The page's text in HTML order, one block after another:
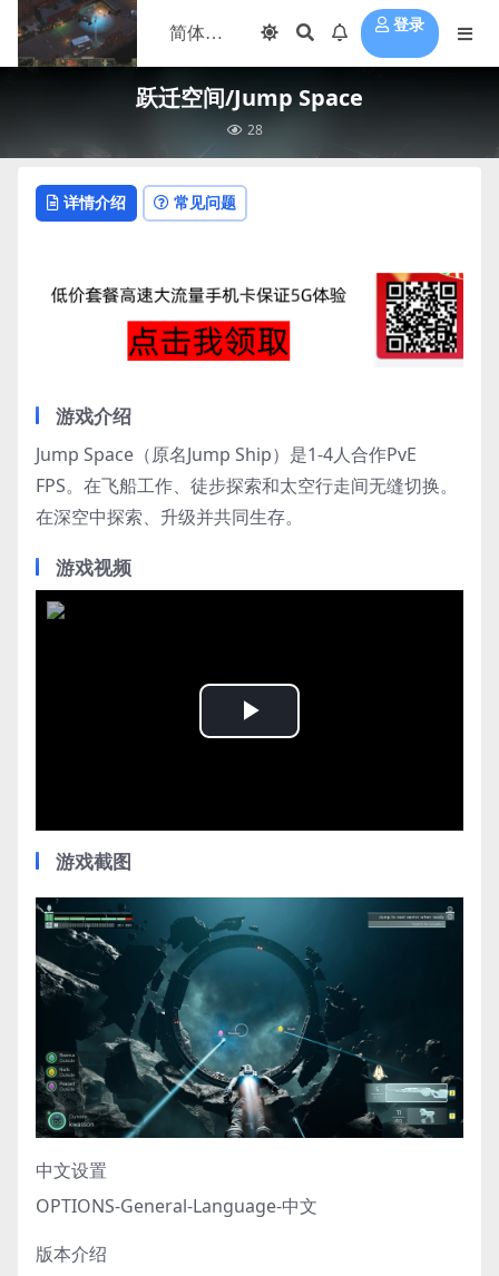
登录
跃迁空间/Jump Space
28
详情介绍 常见问题
游戏介绍
Jump Space（原名Jump Ship）是1-4人合作PvE
FPS。在飞船工作、徒步探索和太空行走间无缝切换。
在深空中探索、升级并共同生存。
游戏视频
Play
游戏截图
中文设置
OPTIONS-General-Language-中文
版本介绍